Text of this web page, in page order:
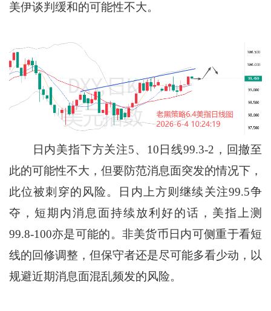
美伊谈判缓和的可能性不大。
日内美指下方关注5、10日线99.3-2，回撤至
此的可能性不大，但要防范消息面突发的情况下，
此位被刺穿的风险。日内上方则继续关注99.5争
夺，短期内消息面持续放利好的话，美指上测
99.8-100亦是可能的。非美货币日内可侧重于看短
线的回修调整，但保守者还是尽可能多看少动，以
规避近期消息面混乱频发的风险。